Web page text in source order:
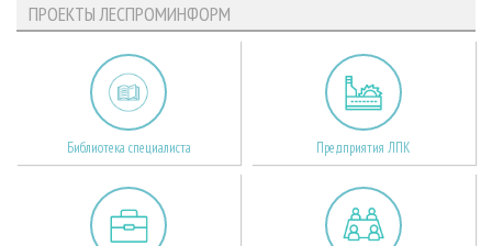
ПРОЕКТЫ ЛЕСПРОМИНФОРМ
Библиотека специалиста Предприятия ЛПК